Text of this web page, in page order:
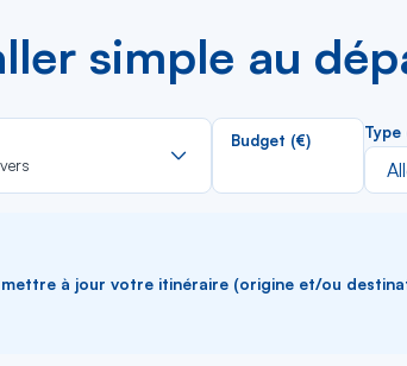
simple au
Rechercher
la
Budget (€)
mettre à jour votre itinéraire (origine et/ou